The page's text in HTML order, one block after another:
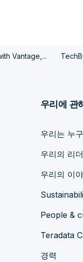
Vantage,...
우리에 관
우리는 누
우리의 리
우리의 이
People &
Teradata
경력